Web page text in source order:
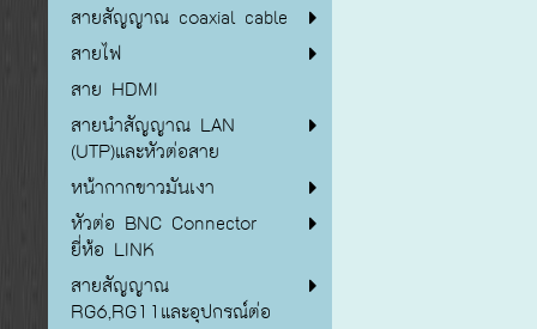
สายสัญญาณ coaxial cable
สายไฟ
สาย HDMI
สายนำสัญญาณ LAN
(UTP)และหัวต่อสาย
หน้ากากขาวมันเงา
หัวต่อ BNC Connector
ยี่ห้อ LINK
สายสัญญาณ
RG6,RG11และอุปกรณ์ต่อ